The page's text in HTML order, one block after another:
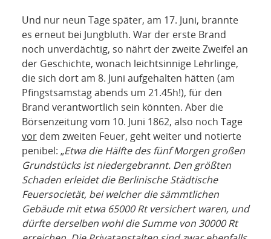
Und nur neun Tage später, am 17. Juni, brannte
es erneut bei Jungbluth. War der erste Brand
noch unverdächtig, so nährt der zweite Zweifel an
der Geschichte, wonach leichtsinnige Lehrlinge,
die sich dort am 8. Juni aufgehalten hätten (am
Pfingstsamstag abends um 21.45h!), für den
Brand verantwortlich sein könnten. Aber die
Börsenzeitung vom 10. Juni 1862, also noch Tage
vordem zweiten Feuer, geht weiter und notierte
penibel: „Etwa die Hälfte des fünf Morgen großen
Grundstücks ist niedergebrannt. Den größten
Schaden erleidet die Berlinische Städtische
Feuersocietät, bei welcher die sämmtlichen
Gebäude mit etwa 65000 Rt versichert waren, und
dürfte derselben wohl die Summe von 30000 Rt